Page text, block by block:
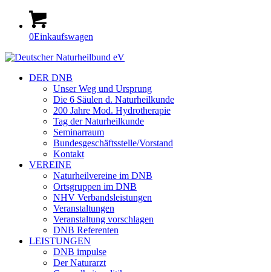
0Einkaufswagen
DER DNB
Unser Weg und Ursprung
Die 6 Säulen d. Naturheilkunde
200 Jahre Mod. Hydrotherapie
Tag der Naturheilkunde
Seminarraum
Bundesgeschäftsstelle/Vorstand
Kontakt
VEREINE
Naturheilvereine im DNB
Ortsgruppen im DNB
NHV Verbandsleistungen
Veranstaltungen
Veranstaltung vorschlagen
DNB Referenten
LEISTUNGEN
DNB impulse
Der Naturarzt